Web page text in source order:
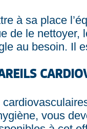
à sa place
de le
au besoin. Il
vous